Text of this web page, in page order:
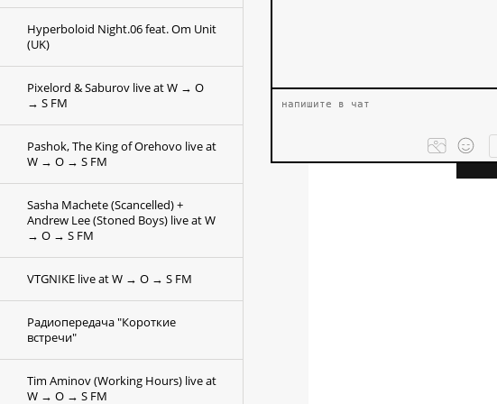
dropped
Hyperboloid Night.06 feat. Om Unit
(UK)
Pixelord & Saburov live at W → O
→ S FM
Pashok, The King of Orehovo live at
W → O → S FM
Sasha Machete (Scancelled) +
Andrew Lee (Stoned Boys) live at W
→ O → S FM
VTGNIKE live at W → O → S FM
Радиопередача "Короткие
встречи"
Tim Aminov (Working Hours) live at
W → O → S FM